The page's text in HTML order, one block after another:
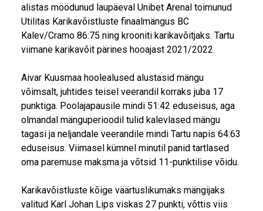
alistas möödunud laupäeval Unibet Arenal toimunud
Utilitas Karikavõistluste finaalmängus BC
Kalev/Cramo 86:75 ning krooniti karikavõitjaks. Tartu
viimane karikavõit pärines hooajast 2021/2022.
Aivar Kuusmaa hoolealused alustasid mängu
võimsalt, juhtides teisel veerandil korraks juba 17
punktiga. Poolajapausile mindi 51:42 eduseisus, aga
olmandal mänguperioodil tulid kalevlased mängu
tagasi ja neljandale veerandile mindi Tartu napis 64:63
eduseisus. Viimasel kümnel minutil panid tartlased
oma paremuse maksma ja võtsid 11-punktilise võidu.
Karikavõistluste kõige väärtuslikumaks mängijaks
valitud Karl Johan Lips viskas 27 punkti, võttis viis